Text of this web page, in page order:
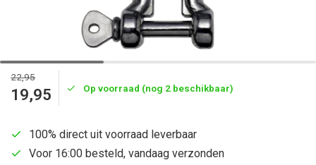
22,95
19,95 Op voorraad (nog 2 beschikbaar)
100% direct uit voorraad leverbaar
Voor 16:00 besteld, vandaag verzonden